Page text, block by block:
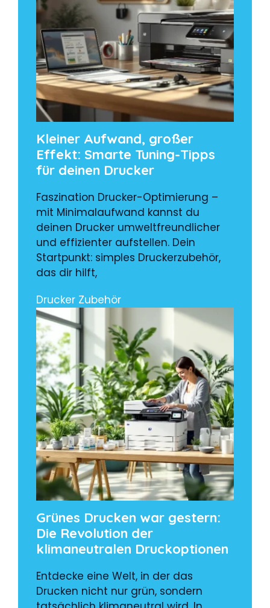
Kleiner Aufwand, großer
Effekt: Smarte Tuning-Tipps
für deinen Drucker
Faszination Drucker-Optimierung –
mit Minimalaufwand kannst du
deinen Drucker umweltfreundlicher
und effizienter aufstellen. Dein
Startpunkt: simples Druckerzubehör,
das dir hilft,
Drucker Zubehör
Grünes Drucken war gestern:
Die Revolution der
klimaneutralen Druckoptionen
Entdecke eine Welt, in der das
Drucken nicht nur grün, sondern